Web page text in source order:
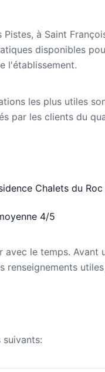
à Saint
disponibles
l'établissement.
les plus utiles
par les clients du
Chalets du
4/5
avec le temps. Avant